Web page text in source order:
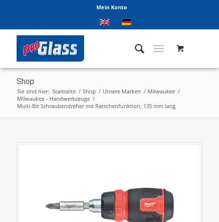
Mein Konto
Shop
Sie sind hier: Startseite / Shop / Unsere Marken / Milwaukee /
Milwaukee - Handwerkzeuge /
Multi-Bit Schraubendreher mit Ratschenfunktion, 135 mm lang